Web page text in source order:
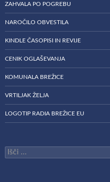
ZAHVALA PO POGREBU
NAROČILO OBVESTILA
KINDLE ČASOPISI IN REVIJE
CENIK OGLAŠEVANJA
KOMUNALA BREŽICE
VRTILJAK ŽELJA
LOGOTIP RADIA BREŽICE EU
Išči: